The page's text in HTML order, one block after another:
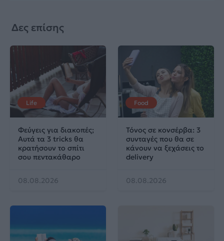
Δες επίσης
Life
Φεύγεις για διακοπές;
Αυτά τα 3 tricks θα
κρατήσουν το σπίτι
σου πεντακάθαρο
08.08.2026
Food
Τόνος σε κονσέρβα: 3
συνταγές που θα σε
κάνουν να ξεχάσεις το
delivery
08.08.2026